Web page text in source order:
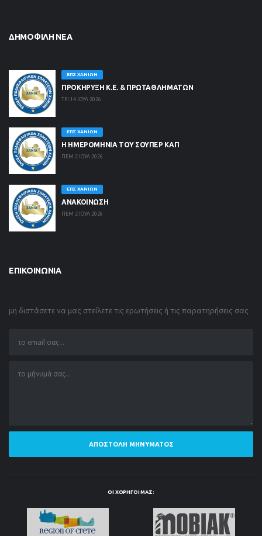
ΔΗΜΟΦΙΛΉ ΝΈΑ
ΕΠΣ ΧΑΝΊΩΝ
ΠΡΟΚΗΡΥΞΗ Κ.Ε. & ΠΡΩΤΑΘΛΗΜΑΤΩΝ
ΤΡΙ 14 ΙΟΥΛ 2026
ΕΠΣ ΧΑΝΊΩΝ
Η ΗΜΕΡΟΜΗΝΙΑ ΤΟΥ ΣΟΥΠΕΡ ΚΑΠ
ΠΕΜ 2 ΙΟΥΛ 2026
ΕΠΣ ΧΑΝΊΩΝ
ΑΝΑΚΟΙΝΩΣΗ
ΠΕΜ 2 ΙΟΥΛ 2026
ΕΠΙΚΟΙΝΩΝΊΑ
μη διστάσετε να μας στείλετε τις ερωτήσεις ή τις παρατηρήσεις σας
ΑΠΟΣΤΟΛΉ ΜΗΝΎΜΑΤΟΣ
ΟΙ ΧΟΡΗΓΟΊ ΜΑΣ: